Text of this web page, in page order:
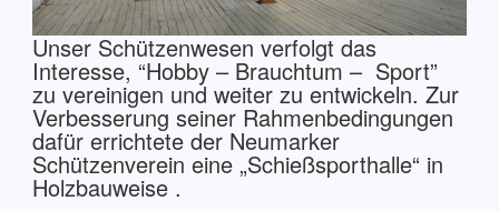
Unser Schützenwesen verfolgt das
Interesse, “Hobby – Brauchtum – Sport”
zu vereinigen und weiter zu entwickeln. Zur
Verbesserung seiner Rahmenbedingungen
dafür errichtete der Neumarker
Schützenverein eine „Schießsporthalle“ in
Holzbauweise .